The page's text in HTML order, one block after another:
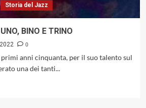
Storia del Jazz
BINO E TRINO
0
anni cinquanta, per il suo talento sul
una dei tanti...